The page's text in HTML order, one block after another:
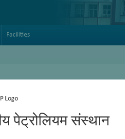
पेट्रोलियम संस्थान
Facilities